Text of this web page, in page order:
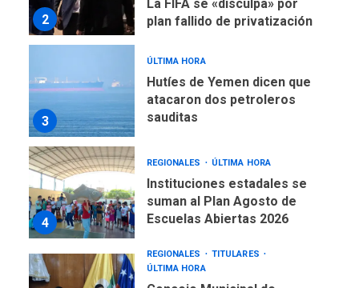
2
plan fallido de privatización
3
atacaron dos petroleros
sauditas
4
suman al Plan Agosto de
Escuelas Abiertas 2026
ÚLTIMA HORA